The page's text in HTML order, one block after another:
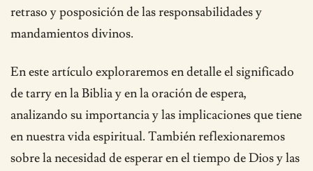
retraso y posposición de las responsabilidades y
mandamientos divinos.
En este artículo exploraremos en detalle el significado
de tarry en la Biblia y en la oración de espera,
analizando su importancia y las implicaciones que tiene
en nuestra vida espiritual. También reflexionaremos
sobre la necesidad de esperar en el tiempo de Dios y las